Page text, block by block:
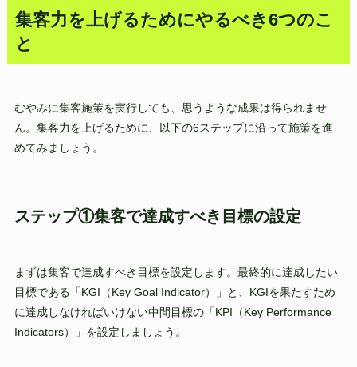
集客力を上げるためにやるべき6つのこ
と
むやみに集客施策を実行しても、思うような成果は得られませ
ん。集客力を上げるために、以下の6ステップに沿って施策を進
めてみましょう。
ステップ①集客で達成すべき目標の設定
まずは集客で達成すべき目標を設定します。最終的に達成したい
目標である「KGI（Key Goal Indicator）」と、KGIを果たすため
に達成しなければいけない中間目標の「KPI（Key Performance
Indicators）」を設定しましょう。